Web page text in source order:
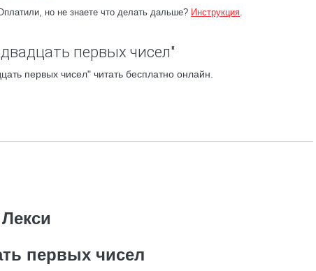
но не знаете что делать дальше? Инструкция.
первых чисел"
первых чисел" читать бесплатно онлайн.
первых чисел